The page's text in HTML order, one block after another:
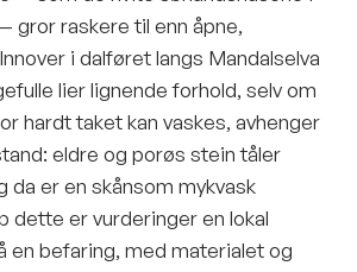
gror raskere til enn åpne,
i dalføret langs Mandalselva
lier lignende forhold, selv om
hardt taket kan vaskes, avhenger
eldre og porøs stein tåler
da er en skånsom mykvask
dette er vurderinger en lokal
en befaring, med materialet og